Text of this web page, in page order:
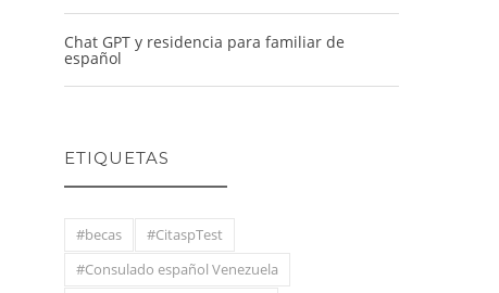
Chat GPT y residencia para familiar de
español
ETIQUETAS
#becas
#CitaspTest
#Consulado español Venezuela